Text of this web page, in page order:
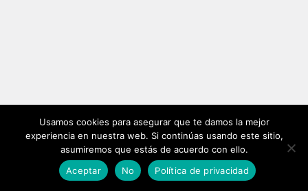
Usamos cookies para asegurar que te damos la mejor
experiencia en nuestra web. Si continúas usando este sitio,
asumiremos que estás de acuerdo con ello.
Aceptar
No Política de privacidad